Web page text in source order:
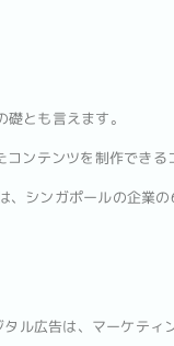
とも言えます。
ンテンツを制作できる
シンガポールの企業
ル広告は、マーケティ